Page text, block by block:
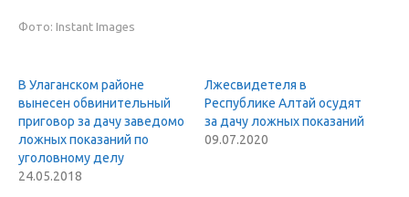
Фото: Instant Images
В Улаганском районе
вынесен обвинительный
приговор за дачу заведомо
ложных показаний по
уголовному делу
24.05.2018
Лжесвидетеля в
Республике Алтай осудят
за дачу ложных показаний
09.07.2020